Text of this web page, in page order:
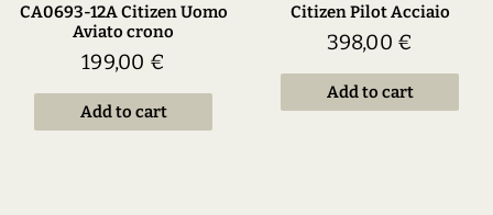
CA0693-12A Citizen Uomo
Aviato crono
199,00 €
Add to cart
Citizen Pilot Acciaio
398,00 €
Add to cart